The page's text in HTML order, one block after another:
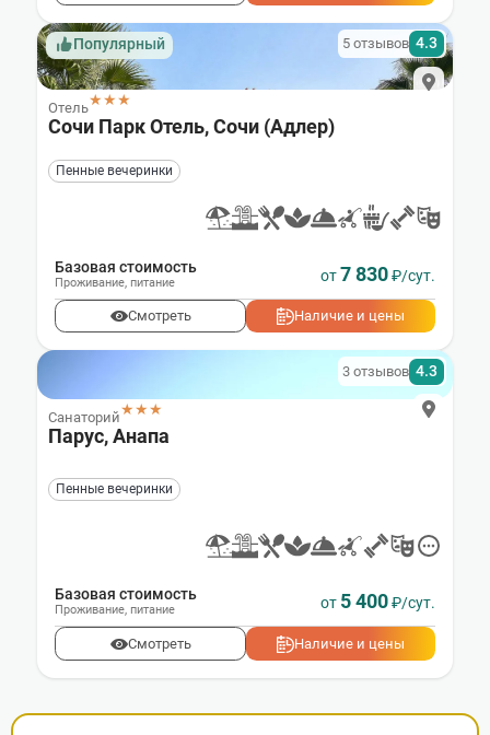
Популярный
Отель★★★
5 отзывов 4.3
Сочи Парк Отель, Сочи (Адлер)
Пенные вечеринки
Базовая стоимость
Проживание питание от7 830₽/сут.
Смотреть Наличие и цены
Санаторий★★★
3 отзывов 4.3
Парус, Анапа
Пенные вечеринки
Базовая стоимость
Проживание, питание от 5 400₽/сут.
Смотреть Наличие и цены